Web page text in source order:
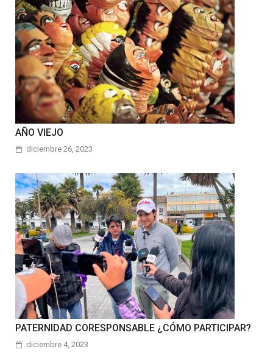
AÑO VIEJO
diciembre 26, 2023
PATERNIDAD CORESPONSABLE ¿CÓMO PARTICIPAR?
diciembre 4, 2023